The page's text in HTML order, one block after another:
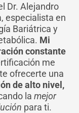
Dr. Alejandro
especialista en
Bariátrica y
Mi
constante
me
ofrecerte una
de alto nivel,
la mejor
para ti.